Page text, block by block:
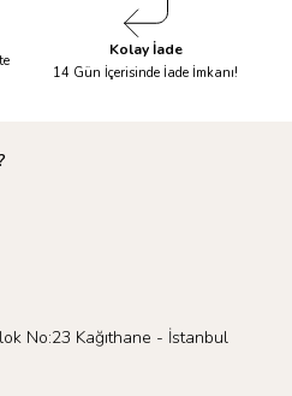
Kolay İade
14 Gün İçerisinde İade İmkanı!
No:23 Kağıthane - İstanbul